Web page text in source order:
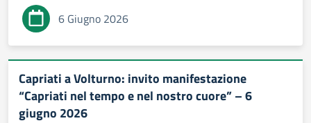
6 Giugno 2026
Capriati a Volturno: invito manifestazione
“Capriati nel tempo e nel nostro cuore” – 6
giugno 2026